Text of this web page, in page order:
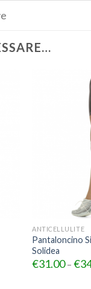
ANTICELLULITE
Pantaloncino
Solidea
€31.00–€